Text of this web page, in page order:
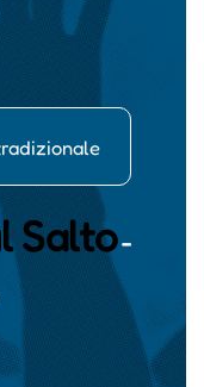
Salto-